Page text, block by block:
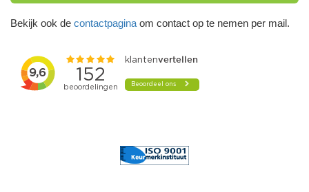
Bekijk ook de contactpagina om contact op te nemen per mail.